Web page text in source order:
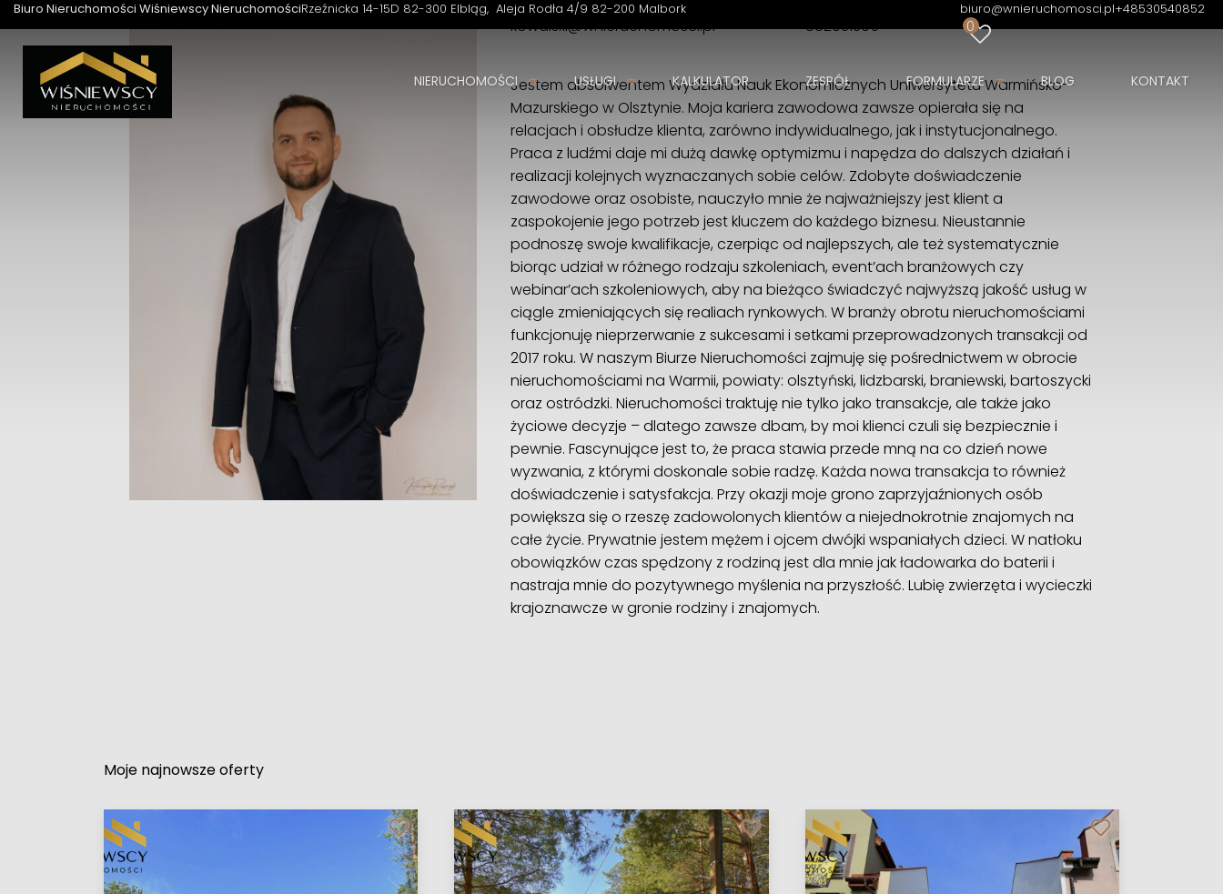
Biuro Nieruchomości Wiśniewscy NieruchomościRzeźnicka 14-15D 82-300 Elbląg Aleja Rodła 4/9 82-200 Malbork biuro@wnieruchomosci.pl+48530540852
0
NIERUCHOMOŚCI USŁUGI KALKULATOR ZESPÓŁ FORMULARZE BLOG KONTAKT
Biuro Nieruchomości Wiśniewscy Nieruchomości
Rzeźnicka 14-15D 82-300 Elbląg
Aleja Rodła 4/9 82-200 Malbork
+48530540852
biuro@wnieruchomosci.pl
kowalski@wnieruchomosci.pl 882031305
Jestem absolwentem Wydziału Nauk Ekonomicznych Uniwersytetu Warmińsko-
Mazurskiego w Olsztynie. Moja kariera zawodowa zawsze opierała się na
relacjach i obsłudze klienta, zarówno indywidualnego, jak i instytucjonalnego.
Praca z ludźmi daje mi dużą dawkę optymizmu i napędza do dalszych działań i
realizacji kolejnych wyznaczanych sobie celów. Zdobyte doświadczenie
zawodowe oraz osobiste, nauczyło mnie że najważniejszy jest klient a
zaspokojenie jego potrzeb jest kluczem do każdego biznesu. Nieustannie
podnoszę swoje kwalifikacje, czerpiąc od najlepszych, ale też systematycznie
biorąc udział w różnego rodzaju szkoleniach, event’ach branżowych czy
webinar’ach szkoleniowych, aby na bieżąco świadczyć najwyższą jakość usług w
ciągle zmieniających się realiach rynkowych. W branży obrotu nieruchomościami
funkcjonuję nieprzerwanie z sukcesami i setkami przeprowadzonych transakcji od
2017 roku. W naszym Biurze Nieruchomości zajmuję się pośrednictwem w obrocie
nieruchomościami na Warmii, powiaty: olsztyński, lidzbarski, braniewski, bartoszycki
oraz ostródzki. Nieruchomości traktuję nie tylko jako transakcje, ale także jako
życiowe decyzje – dlatego zawsze dbam, by moi klienci czuli się bezpiecznie i
pewnie. Fascynujące jest to, że praca stawia przede mną na co dzień nowe
wyzwania, z którymi doskonale sobie radzę. Każda nowa transakcja to również
doświadczenie i satysfakcja. Przy okazji moje grono zaprzyjaźnionych osób
powiększa się o rzeszę zadowolonych klientów a niejednokrotnie znajomych na
całe życie. Prywatnie jestem mężem i ojcem dwójki wspaniałych dzieci. W natłoku
obowiązków czas spędzony z rodziną jest dla mnie jak ładowarka do baterii i
nastraja mnie do pozytywnego myślenia na przyszłość. Lubię zwierzęta i wycieczki
krajoznawcze w gronie rodziny i znajomych.
Moje najnowsze oferty